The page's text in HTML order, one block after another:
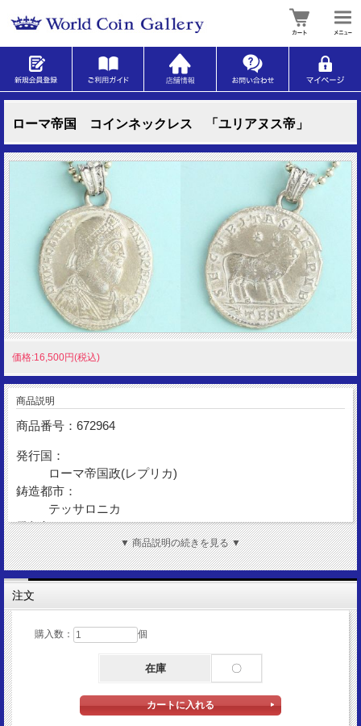
ローマ帝国 コインネックレス 「ユリアヌス帝」
価格:16,500円(税込)
商品説明
商品番号：672964
発行国：
ローマ帝国政(レプリカ)
鋳造都市：
テッサロニカ
発行年：
AD361-AD363(レプリカ)
額面：
2マイオリナ
金性：
表面図柄：
星下の雄牛
▼ 商品説明の続きを見る ▼
注文
購入数： 個
在庫 〇